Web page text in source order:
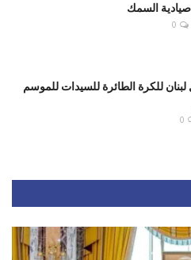
السمك
0
للكرة الطائرة للسيدات للموسم
0